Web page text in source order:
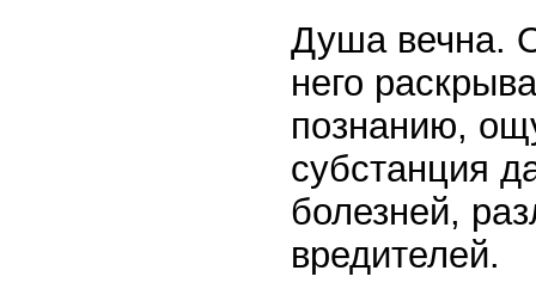
Душа вечна.
него
познанию,
субстанция
болезней,
вредителей.